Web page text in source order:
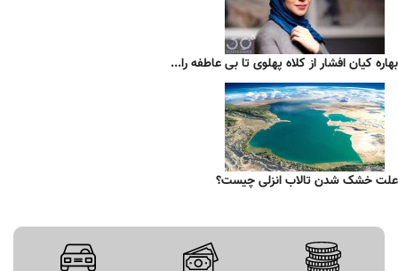
بهاره کیان افشار از کلاه پهلوی تا بی عاطفه را...
علت خشک شدن تالاب انزلی چیست؟